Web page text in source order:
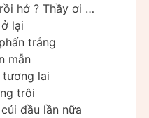
hở ? Thầy ơi …
lại
trắng
mẫn
tương lai
trôi
đầu lần nữa